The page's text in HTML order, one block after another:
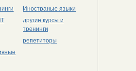
Иностраные языки
другие курсы и
тренинги
репетиторы